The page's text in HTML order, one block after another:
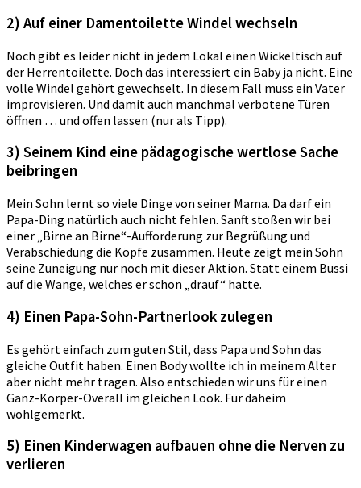
2) Auf einer Damentoilette Windel wechseln
Noch gibt es leider nicht in jedem Lokal einen Wickeltisch auf
der Herrentoilette. Doch das interessiert ein Baby ja nicht. Eine
volle Windel gehört gewechselt. In diesem Fall muss ein Vater
improvisieren. Und damit auch manchmal verbotene Türen
öffnen … und offen lassen (nur als Tipp).
3) Seinem Kind eine pädagogische wertlose Sache
beibringen
Mein Sohn lernt so viele Dinge von seiner Mama. Da darf ein
Papa-Ding natürlich auch nicht fehlen. Sanft stoßen wir bei
einer „Birne an Birne“-Aufforderung zur Begrüßung und
Verabschiedung die Köpfe zusammen. Heute zeigt mein Sohn
seine Zuneigung nur noch mit dieser Aktion. Statt einem Bussi
auf die Wange, welches er schon „drauf“ hatte.
4) Einen Papa-Sohn-Partnerlook zulegen
Es gehört einfach zum guten Stil, dass Papa und Sohn das
gleiche Outfit haben. Einen Body wollte ich in meinem Alter
aber nicht mehr tragen. Also entschieden wir uns für einen
Ganz-Körper-Overall im gleichen Look. Für daheim
wohlgemerkt.
5) Einen Kinderwagen aufbauen ohne die Nerven zu
verlieren